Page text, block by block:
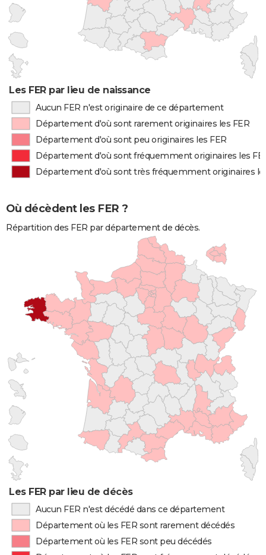
Les FER par lieu de naissance
Aucun FER n'est originaire de ce département
Département d'où sont rarement originaires les FER
Département d'où sont peu originaires les FER
Département d'où sont fréquemment originaires les
Département d'où sont très fréquemment originaires
Où décèdent les FER ?
Répartition des FER par département de décès.
Les FER par lieu de décès
Aucun FER n'est décédé dans ce département
Département où les FER sont rarement décédés
Département où les FER sont peu décédés